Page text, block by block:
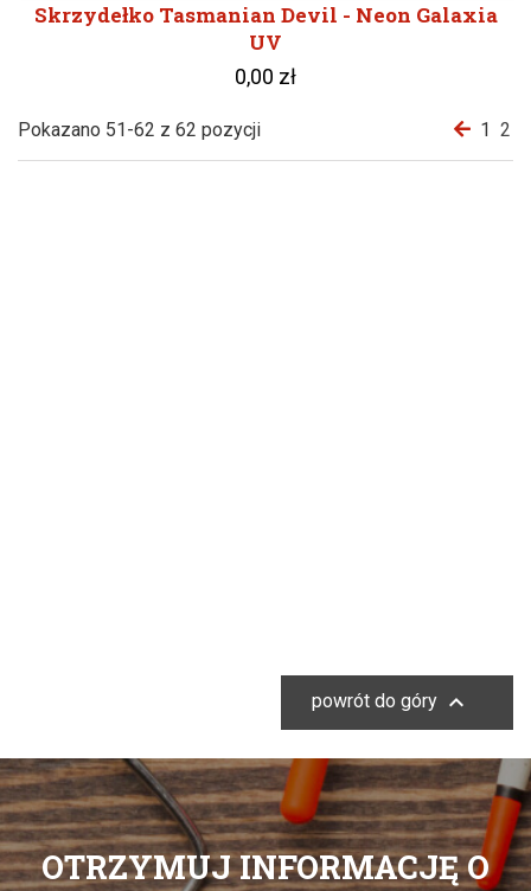
Skrzydełko Tasmanian Devil - Neon Galaxia
UV
0,00 zł
Pokazano 51-62 z 62 pozycji 1 2
powrót do góry 
OTRZYMUJ INFORMACJĘ O